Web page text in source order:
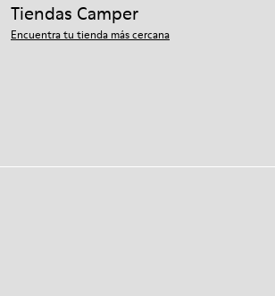
Tiendas Camper
Encuentra tu tienda más cercana